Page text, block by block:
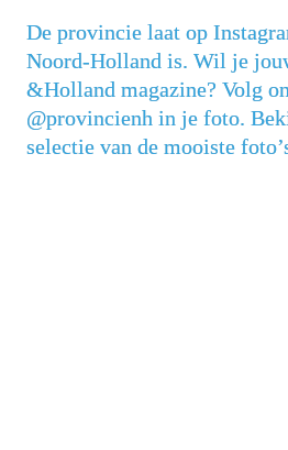
De provincie laat op
Noord-Holland is. Wil je
&Holland magazine? Volg
@provincienh in je foto.
selectie van de mooiste